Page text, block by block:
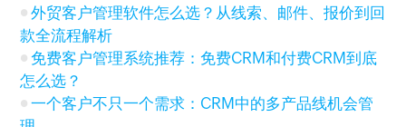
外贸客户管理软件怎么选？从线索、邮件、报价到回
款全流程解析
免费客户管理系统推荐：免费CRM和付费CRM到底
怎么选？
一个客户不只一个需求：CRM中的多产品线机会管